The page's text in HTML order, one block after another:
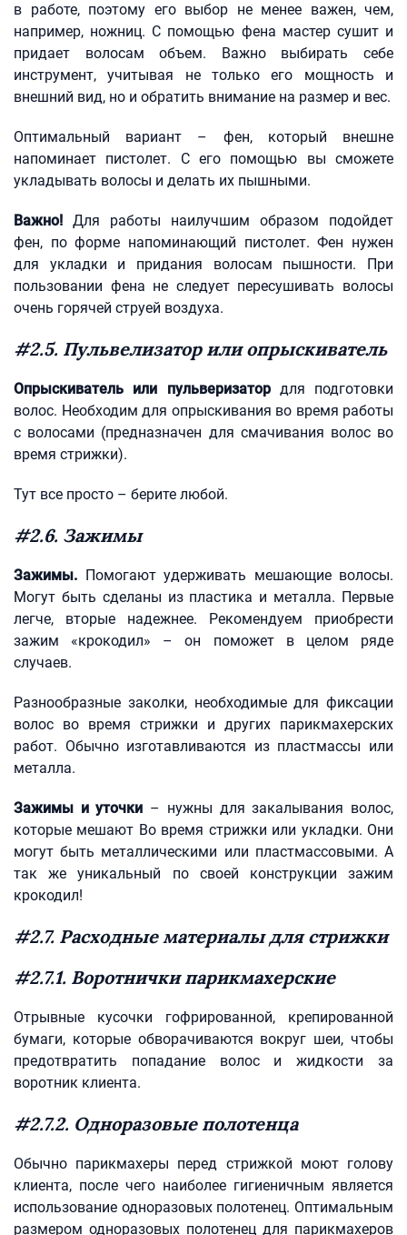
в работе, поэтому его выбор не менее важен, чем,
например, ножниц. С помощью фена мастер сушит и
придает волосам объем. Важно выбирать себе
инструмент, учитывая не только его мощность и
внешний вид, но и обратить внимание на размер и вес.
Оптимальный вариант – фен, который внешне
напоминает пистолет. С его помощью вы сможете
укладывать волосы и делать их пышными.
Важно! Для работы наилучшим образом подойдет
фен, по форме напоминающий пистолет. Фен нужен
для укладки и придания волосам пышности. При
пользовании фена не следует пересушивать волосы
очень горячей струей воздуха.
#2.5. Пульвелизатор или опрыскиватель
Опрыскиватель или пульверизатордля подготовки
волос. Необходим для опрыскивания во время работы
с волосами (предназначен для смачивания волос во
время стрижки).
Тут все просто – берите любой.
#2.6. Зажимы
Зажимы. Помогают удерживать мешающие волосы.
Могут быть сделаны из пластика и металла. Первые
легче, вторые надежнее. Рекомендуем приобрести
зажим «крокодил» – он поможет в целом ряде
случаев.
Разнообразные заколки, необходимые для фиксации
волос во время стрижки и других парикмахерских
работ. Обычно изготавливаются из пластмассы или
металла.
Зажимы и уточки – нужны для закалывания волос,
которые мешают Во время стрижки или укладки. Они
могут быть металлическими или пластмассовыми. А
так же уникальный по своей конструкции зажим
крокодил!
#2.7. Расходные материалы для стрижки
#2.7.1. Воротнички парикмахерские
Отрывные кусочки гофрированной, крепированной
бумаги, которые обворачиваются вокруг шеи, чтобы
предотвратить попадание волос и жидкости за
воротник клиента.
#2.7.2. Одноразовые полотенца
Обычно парикмахеры перед стрижкой моют голову
клиента, после чего наиболее гигиеничным является
использование одноразовых полотенец. Оптимальным
размером одноразовых полотенец для парикмахеров